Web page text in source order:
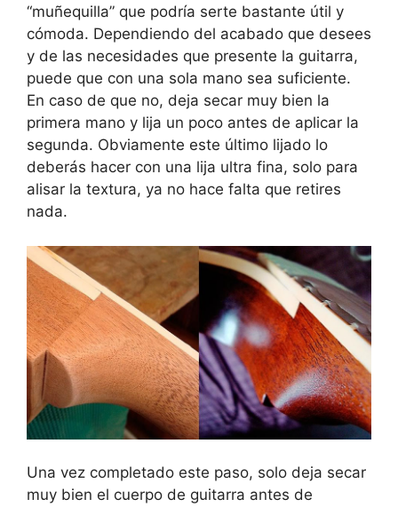
“muñequilla” que podría serte bastante útil y
cómoda. Dependiendo del acabado que desees
y de las necesidades que presente la guitarra,
puede que con una sola mano sea suficiente.
En caso de que no, deja secar muy bien la
primera mano y lija un poco antes de aplicar la
segunda. Obviamente este último lijado lo
deberás hacer con una lija ultra fina, solo para
alisar la textura, ya no hace falta que retires
nada.
Una vez completado este paso, solo deja secar
muy bien el cuerpo de guitarra antes de